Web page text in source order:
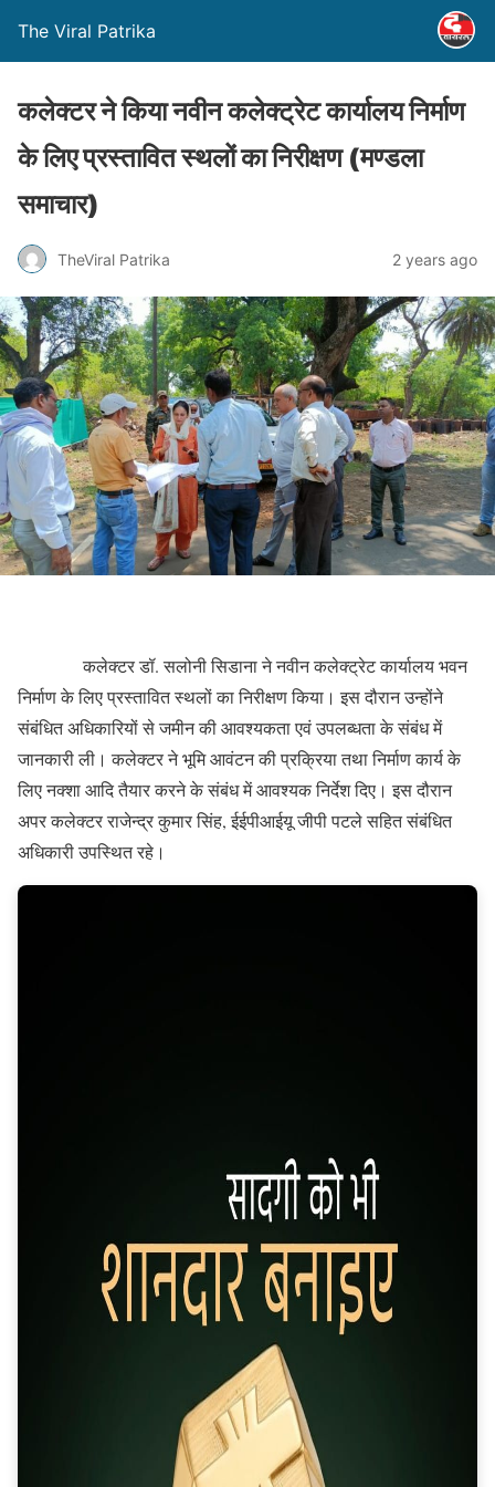
The Viral Patrika
कलेक्टर ने किया नवीन कलेक्ट्रेट कार्यालय निर्माण
के लिए प्रस्तावित स्थलों का निरीक्षण (मण्‍डला
समाचार)
TheViral Patrika 2 years ago
कलेक्टर डॉ. सलोनी सिडाना ने नवीन कलेक्ट्रेट कार्यालय भवन
निर्माण के लिए प्रस्तावित स्थलों का निरीक्षण किया। इस दौरान उन्होंने
संबंधित अधिकारियों से जमीन की आवश्यकता एवं उपलब्धता के संबंध में
जानकारी ली। कलेक्टर ने भूमि आवंटन की प्रक्रिया तथा निर्माण कार्य के
लिए नक्शा आदि तैयार करने के संबंध में आवश्यक निर्देश दिए। इस दौरान
अपर कलेक्टर राजेन्द्र कुमार सिंह, ईईपीआईयू जीपी पटले सहित संबंधित
अधिकारी उपस्थित रहे।